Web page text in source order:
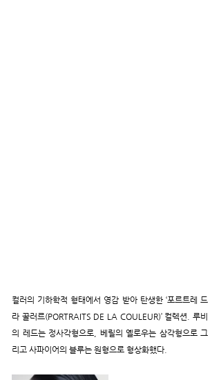
컬러의 기하학적 형태에서 영감 받아 탄생한 ‘포르트레 드
라 꿀러르(PORTRAITS DE LA COULEUR)’ 컬렉션. 루비
의 레드는 정사각형으로, 베릴의 옐로우는 삼각형으로 그
리고 사파이어의 블루는 원형으로 형상화했다.